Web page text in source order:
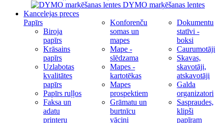
DYMO marķēšanas lentes
Kancelejas preces
Papīrs
Biroja
papīrs
Krāsains
papīrs
Uzlabotas
kvalitātes
papīrs
Papīrs ruļļos
Faksa un
adatu
printeru
Konforenču
somas un
mapes
Mape -
slēdzama
Mapes -
kartotēkas
Mapes
prospektiem
Grāmatu un
burtnīcu
vāciņi
Dokumentu
statīvi -
boksi
Caurumotāji
Skavas,
skavotāji,
atskavotāji
Galda
organizatori
Saspraudes,
klipši
papīram